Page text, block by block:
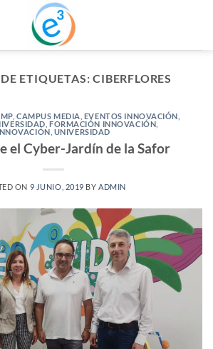
ETIQUETAS:CIBERFLORES
,CAMPUS MEDIA EVENTOS INNOVACIÓN
FORMACIÓN INNOVACIÓN
UNIVERSIDAD
el Cyber-Jardín de la Safor
ON 9 JUNIO, 2019 BY ADMIN